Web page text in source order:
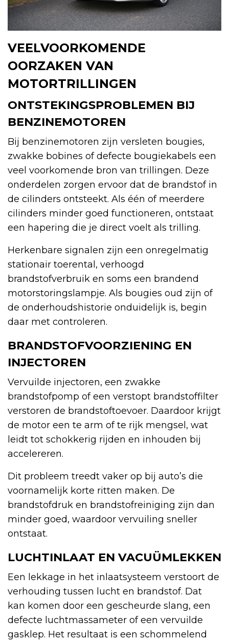
VEELVOORKOMENDE
OORZAKEN VAN
MOTORTRILLINGEN
ONTSTEKINGSPROBLEMEN BIJ
BENZINEMOTOREN
Bij benzinemotoren zijn versleten bougies,
zwakke bobines of defecte bougiekabels een
veel voorkomende bron van trillingen. Deze
onderdelen zorgen ervoor dat de brandstof in
de cilinders ontsteekt. Als één of meerdere
cilinders minder goed functioneren, ontstaat
een hapering die je direct voelt als trilling.
Herkenbare signalen zijn een onregelmatig
stationair toerental, verhoogd
brandstofverbruik en soms een brandend
motorstoringslampje. Als bougies oud zijn of
de onderhoudshistorie onduidelijk is, begin
daar met controleren.
BRANDSTOFVOORZIENING EN
INJECTOREN
Vervuilde injectoren, een zwakke
brandstofpomp of een verstopt brandstoffilter
verstoren de brandstoftoevoer. Daardoor krijgt
de motor een te arm of te rijk mengsel, wat
leidt tot schokkerig rijden en inhouden bij
accelereren.
Dit probleem treedt vaker op bij auto’s die
voornamelijk korte ritten maken. De
brandstofdruk en brandstofreiniging zijn dan
minder goed, waardoor vervuiling sneller
ontstaat.
LUCHTINLAAT EN VACUÜMLEKKEN
Een lekkage in het inlaatsysteem verstoort de
verhouding tussen lucht en brandstof. Dat
kan komen door een gescheurde slang, een
defecte luchtmassameter of een vervuilde
gasklep. Het resultaat is een schommelend